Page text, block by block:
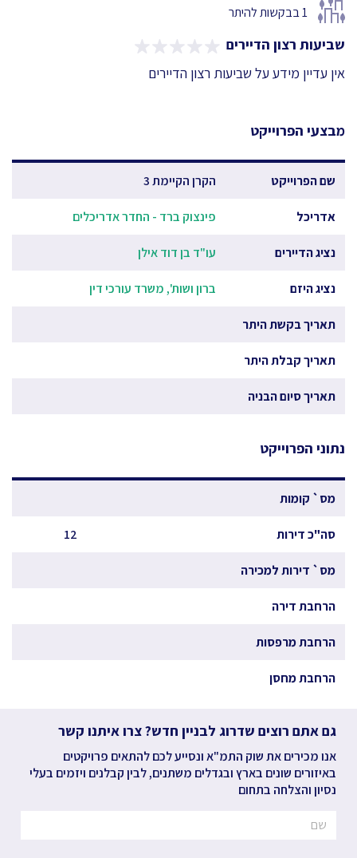
1בבקשות להיתר
שביעות רצון הדיירים
אין עדיין מידע על שביעות רצון הדיירים
מבצעי הפרוייקט
שם הפרוייקט הקרן הקיימת 3
אדריכל פינצוק ברד - החדר אדריכלים
נציג הדיירים עו"ד בן דוד אילן
נציג היזם ברון ושות', משרד עורכי דין
תאריך בקשת היתר
תאריך קבלת היתר
תאריך סיום הבניה
נתוני הפרוייקט
מס` קומות
סה"כ דירות 12
מס` דירות למכירה
הרחבת דירה
הרחבת מרפסות
הרחבת מחסן
גם אתם רוצים שדרוג לבניין חדש? צרו איתנו קשר
אנו מכירים את שוק התמ"א ונסייע לכם להתאים פרויקטים
באיזורים שונים בארץ ובגדלים משתנים, לבין קבלנים ויזמים בעלי
נסיון והצלחה בתחום